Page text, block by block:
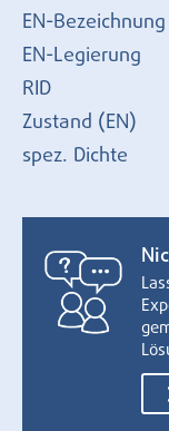
EN-Bezeichnung
EN-Legierung
RID
Zustand (EN)
spez. Dichte